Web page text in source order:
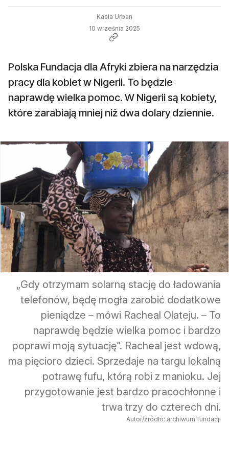
Kasia Urban
10 września 2025
Polska Fundacja dla Afryki zbiera na narzędzia
pracy dla kobiet w Nigerii. To będzie
naprawdę wielka pomoc. W Nigerii są kobiety,
które zarabiają mniej niż dwa dolary dziennie.
„Gdy otrzymam solarną stację do ładowania
telefonów, będę mogła zarobić dodatkowe
pieniądze – mówi Racheal Olateju. – To
naprawdę będzie wielka pomoc i bardzo
poprawi moją sytuację”. Racheal jest wdową,
ma pięcioro dzieci. Sprzedaje na targu lokalną
potrawę fufu, którą robi z manioku. Jej
przygotowanie jest bardzo pracochłonne i
trwa trzy do czterech dni.
Autor/źródło: archiwum fundacji